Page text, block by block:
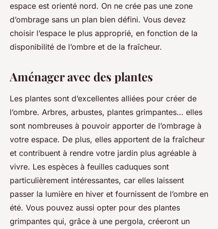
espace est orienté nord. On ne crée pas une zone
d’ombrage sans un plan bien défini. Vous devez
choisir l’espace le plus approprié, en fonction de la
disponibilité de l’ombre et de la fraîcheur.
Aménager avec des plantes
Les plantes sont d’excellentes alliées pour créer de
l’ombre. Arbres, arbustes, plantes grimpantes… elles
sont nombreuses à pouvoir apporter de l’ombrage à
votre espace. De plus, elles apportent de la fraîcheur
et contribuent à rendre votre jardin plus agréable à
vivre. Les espèces à feuilles caduques sont
particulièrement intéressantes, car elles laissent
passer la lumière en hiver et fournissent de l’ombre en
été. Vous pouvez aussi opter pour des plantes
grimpantes qui, grâce à une pergola, créeront un